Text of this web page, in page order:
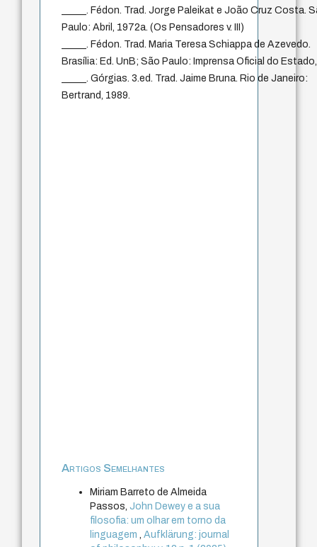
_____. Fédon. Trad. Jorge Paleikat e João Cruz Costa.
Paulo: Abril, 1972a. (Os Pensadores v. III)
_____. Fédon. Trad. Maria Teresa Schiappa de Azevedo.
Brasília: Ed. UnB; São Paulo: Imprensa Oficial do
_____. Górgias. 3.ed. Trad. Jaime Bruna. Rio de Janeiro:
Bertrand, 1989.
Artigos Semelhantes
Miriam Barreto de Almeida
Passos,John Dewey e a sua
filosofia: um olhar em torno da
linguagem
,Aufklärung: journal